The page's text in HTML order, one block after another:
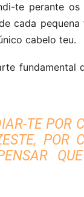
te perante os
cada
cabelo teu.
fundamental
TE POR
POR